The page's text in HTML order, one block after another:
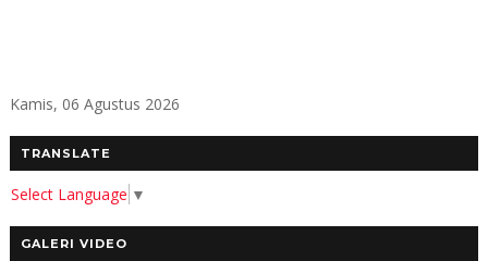
Kamis, 06 Agustus 2026
TRANSLATE
Select Language ▼
GALERI VIDEO